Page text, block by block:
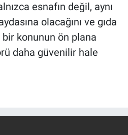
esnafın değil, aynı
olacağını ve gıda
konunun ön plana
daha güvenilir hale